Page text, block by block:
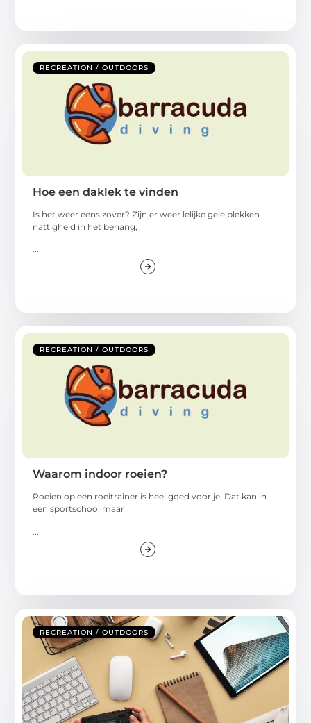
RECREATION / OUTDOORS
Hoe een daklek te vinden
Is het weer eens zover? Zijn er weer lelijke gele plekken
nattigheid in het behang,
...
RECREATION / OUTDOORS
Waarom indoor roeien?
Roeien op een roeitrainer is heel goed voor je. Dat kan in
een sportschool maar
RECREATION / OUTDOORS